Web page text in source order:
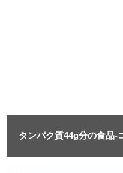
タンパク質44g分の食品-